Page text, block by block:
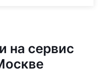
на сервис